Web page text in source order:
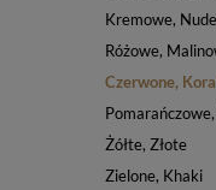
Kremowe,
Różowe,
Czerwone,
Żółte, Złote
Zielone, Khaki